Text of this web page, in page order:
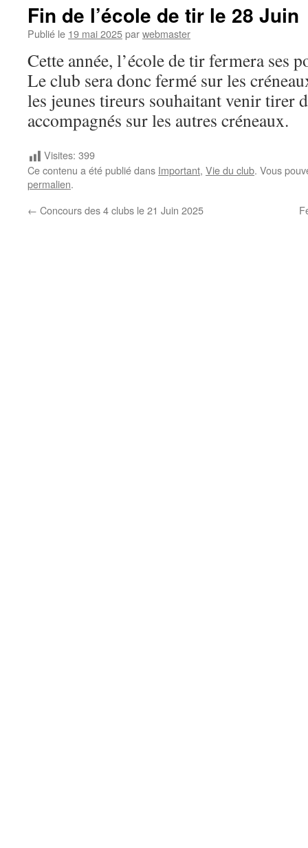
Fin de l’école de tir le 28 Juin
Publié le 19 mai 2025parwebmaster
Cette année, l’école de tir fermera ses
Le club sera donc fermé sur les
les jeunes tireurs souhaitant venir tirer
accompagnés sur les autres créneaux.
Visites: 399
Ce contenu a été publié dans Important, Vie du club. Vous
permalien.
← Concours des 4 clubs le 21 Juin 2025